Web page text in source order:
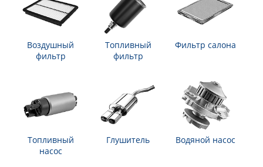
Воздушный
фильтр
Топливный
фильтр
Фильтр салона
Топливный
насос
Глушитель Водяной насос